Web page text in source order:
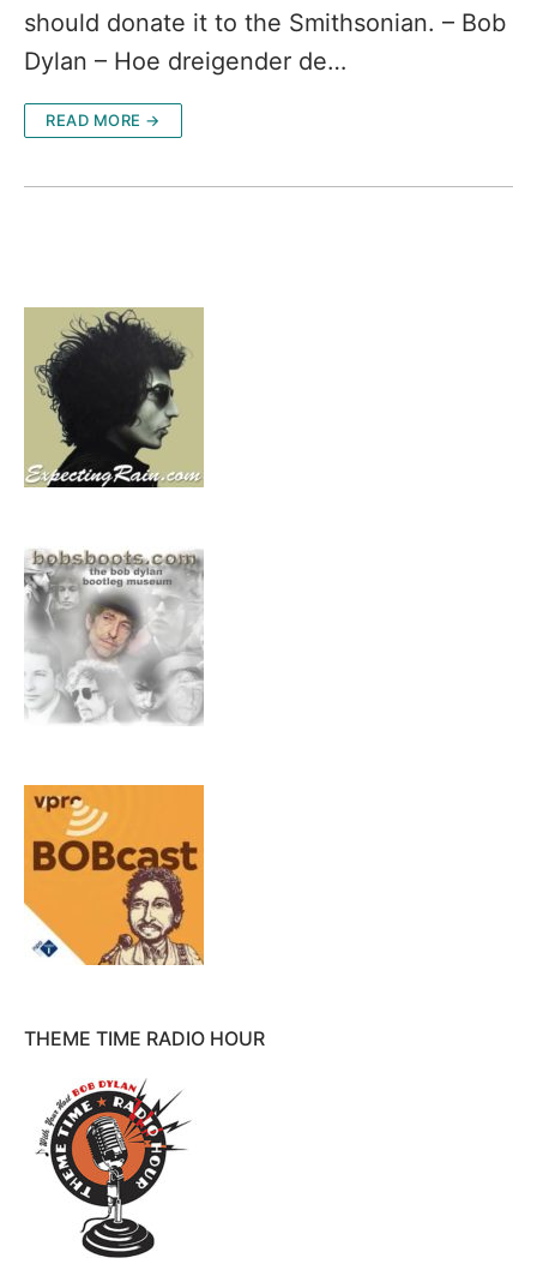
should donate it to the Smithsonian. – Bob
Dylan – Hoe dreigender de…
READ MORE →
THEME TIME RADIO HOUR